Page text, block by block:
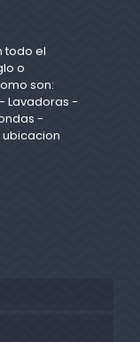
todo el
o
son:
Lavadoras -
-
ubicacion